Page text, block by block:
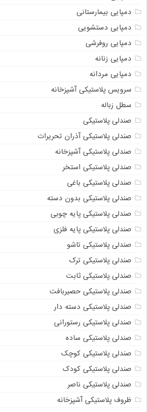
دمپایی بیمارستانی
دمپایی دستشویی
دمپایی روفرشی
دمپایی زنانه
دمپایی مردانه
سرویس پلاستیکی آشپزخانه
سطل زباله
صندلی پلاستیکی
صندلی پلاستیکی آذران تحریرات
صندلی پلاستیکی آشپزخانه
صندلی پلاستیکی استخر
صندلی پلاستیکی باغی
صندلی پلاستیکی بدون دسته
صندلی پلاستیکی پایه چوبی
صندلی پلاستیکی پایه فلزی
صندلی پلاستیکی تاشو
صندلی پلاستیکی ترک
صندلی پلاستیکی ثابت
صندلی پلاستیکی حصیربافت
صندلی پلاستیکی دسته دار
صندلی پلاستیکی رستورانی
صندلی پلاستیکی ساده
صندلی پلاستیکی کوچک
صندلی پلاستیکی کودک
صندلی پلاستیکی ناصر
ظروف پلاستیکی آشپزخانه